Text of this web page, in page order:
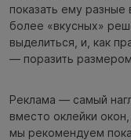
показать ему
более «вкусных»
выделиться, и, как
— поразить
Реклама — самый
вместо оклейки
мы рекомендуем